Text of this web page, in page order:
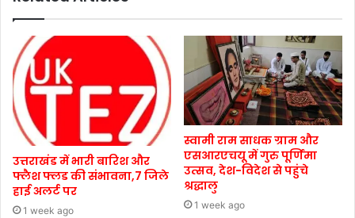
उत्तराखंड में भारी बारिश और
फ्लैश फ्लड की संभावना,7 जिले
हाई अलर्ट पर
1 week ago
स्वामी राम साधक ग्राम और
एसआरएचयू में गुरु पूर्णिमा
उत्सव, देश-विदेश से पहुंचे
श्रद्धालु
1 week ago